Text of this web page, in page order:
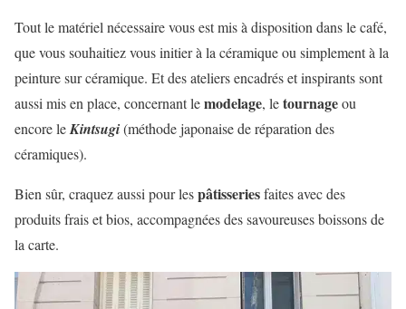
Tout le matériel nécessaire vous est mis à disposition dans le café,
que vous souhaitiez vous initier à la céramique ou simplement à la
peinture sur céramique. Et des ateliers encadrés et inspirants sont
aussi mis en place, concernant lemodelage, letournageou
encore leKintsugi(méthode japonaise de réparation des
céramiques).
Bien sûr, craquez aussi pour lespâtisseriesfaites avec des
produits frais et bios, accompagnées des savoureuses boissons de
la carte.